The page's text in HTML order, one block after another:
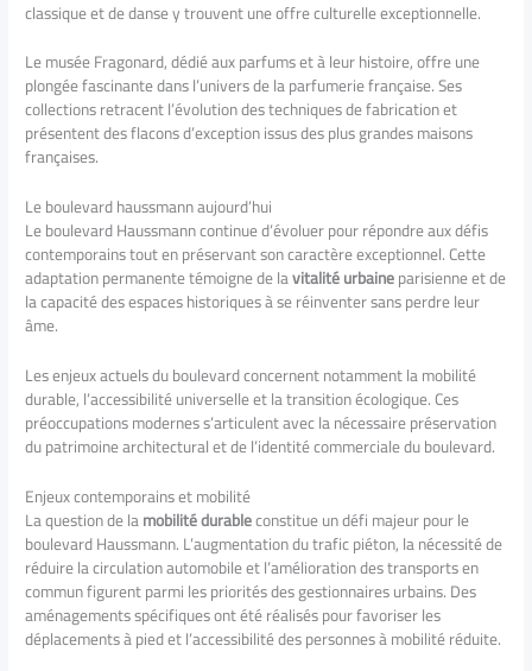
classique et de danse y trouvent une offre culturelle exceptionnelle.
Le musée Fragonard, dédié aux parfums et à leur histoire, offre une
plongée fascinante dans l’univers de la parfumerie française. Ses
collections retracent l’évolution des techniques de fabrication et
présentent des flacons d’exception issus des plus grandes maisons
françaises.
Le boulevard haussmann aujourd’hui
Le boulevard Haussmann continue d’évoluer pour répondre aux défis
contemporains tout en préservant son caractère exceptionnel. Cette
adaptation permanente témoigne de lavitalité urbaineparisienne et de
la capacité des espaces historiques à se réinventer sans perdre leur
âme.
Les enjeux actuels du boulevard concernent notamment la mobilité
durable, l’accessibilité universelle et la transition écologique. Ces
préoccupations modernes s’articulent avec la nécessaire préservation
du patrimoine architectural et de l’identité commerciale du boulevard.
Enjeux contemporains et mobilité
La question de lamobilité durableconstitue un défi majeur pour le
boulevard Haussmann. L’augmentation du trafic piéton, la nécessité de
réduire la circulation automobile et l’amélioration des transports en
commun figurent parmi les priorités des gestionnaires urbains. Des
aménagements spécifiques ont été réalisés pour favoriser les
déplacements à pied et l’accessibilité des personnes à mobilité réduite.